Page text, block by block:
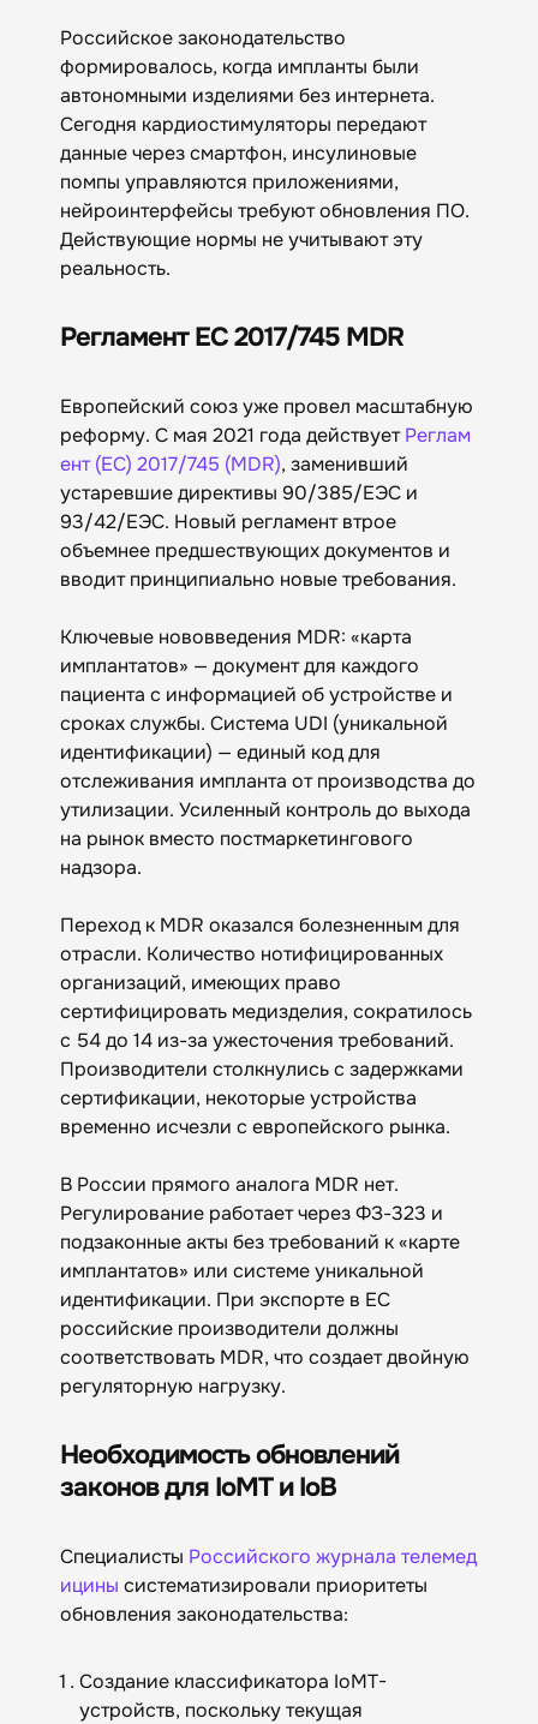
Российское законодательство
формировалось, когда импланты были
автономными изделиями без интернета.
Сегодня кардиостимуляторы передают
данные через смартфон, инсулиновые
помпы управляются приложениями,
нейроинтерфейсы требуют обновления ПО.
Действующие нормы не учитывают эту
реальность.
Регламент ЕС 2017/745 MDR
Европейский союз уже провел масштабную
реформу. С мая 2021 года действуетРеглам
ент (ЕС) 2017/745 (MDR), заменивший
устаревшие директивы 90/385/ЕЭС и
93/42/ЕЭС. Новый регламент втрое
объемнее предшествующих документов и
вводит принципиально новые требования.
Ключевые нововведения MDR: «карта
имплантатов» — документ для каждого
пациента с информацией об устройстве и
сроках службы. Система UDI (уникальной
идентификации) — единый код для
отслеживания импланта от производства до
утилизации. Усиленный контроль до выхода
на рынок вместо постмаркетингового
надзора.
Переход к MDR оказался болезненным для
отрасли. Количество нотифицированных
организаций, имеющих право
сертифицировать медизделия, сократилось
с 54 до 14 из-за ужесточения требований.
Производители столкнулись с задержками
сертификации, некоторые устройства
временно исчезли с европейского рынка.
В России прямого аналога MDR нет.
Регулирование работает через ФЗ-323 и
подзаконные акты без требований к «карте
имплантатов» или системе уникальной
идентификации. При экспорте в ЕС
российские производители должны
соответствовать MDR, что создает двойную
регуляторную нагрузку.
Необходимость обновлений
законов для IoMT и IoB
Специалисты Российского журнала телемед
ицины систематизировали приоритеты
обновления законодательства:
Создание классификатора IoMT-
устройств, поскольку текущая